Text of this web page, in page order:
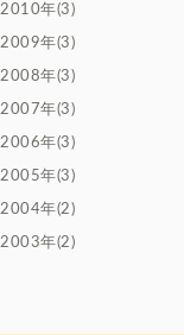
2010年(3)
2009年(3)
2008年(3)
2007年(3)
2006年(3)
2005年(3)
2004年(2)
2003年(2)